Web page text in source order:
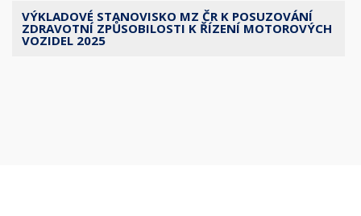
VÝKLADOVÉ STANOVISKO MZ ČR K POSUZOVÁNÍ
ZDRAVOTNÍ ZPŮSOBILOSTI K ŘÍZENÍ MOTOROVÝCH
VOZIDEL 2025